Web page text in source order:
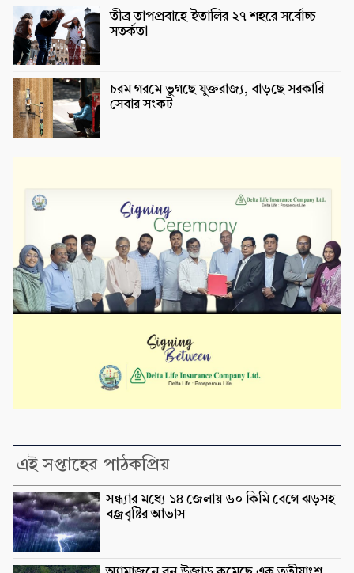
তীব্র তাপপ্রবাহে ইতালির ২৭ শহরে সর্বোচ্চ
সতর্কতা
চরম গরমে ভুগছে যুক্তরাজ্য, বাড়ছে সরকারি
সেবার সংকট
এই সপ্তাহের পাঠকপ্রিয়
সন্ধ্যার মধ্যে ১৪ জেলায় ৬০ কিমি বেগে ঝড়সহ
বজ্রবৃষ্টির আভাস